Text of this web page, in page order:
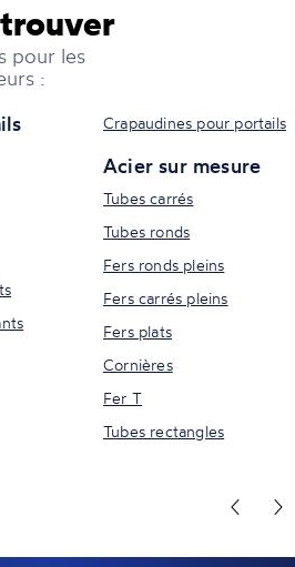
pour les
:
Crapaudines pour portails
Acier sur mesure
Tubes carrés
Tubes ronds
Fers ronds pleins
Fers carrés pleins
Fers plats
Cornières
Fer T
Tubes rectangles